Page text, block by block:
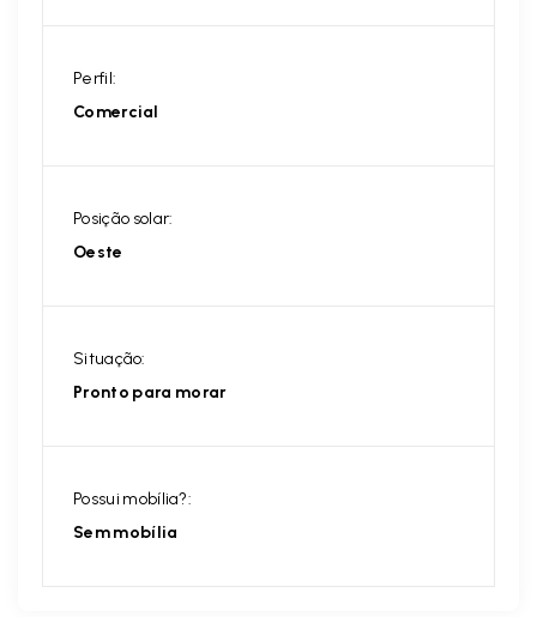
Perfil:
Comercial
Posição solar:
Oeste
Situação:
Pronto para morar
Possui mobília?:
Sem mobília